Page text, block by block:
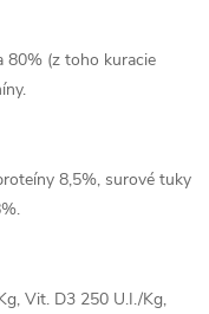
80% (z toho kuracie
8,5%, surové tuky
Vit. D3 250 U.I./Kg,